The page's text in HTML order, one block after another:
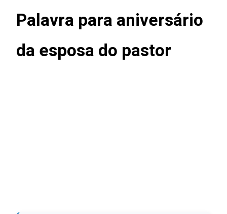
Palavra para aniversário
da esposa do pastor